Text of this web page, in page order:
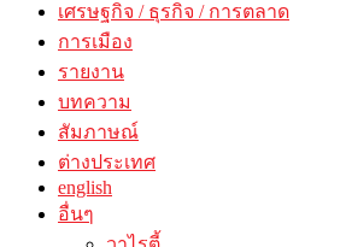
เศรษฐกิจ / ธุรกิจ / การตลาด
การเมือง
รายงาน
บทความ
สัมภาษณ์
ต่างประเทศ
english
อื่นๆ